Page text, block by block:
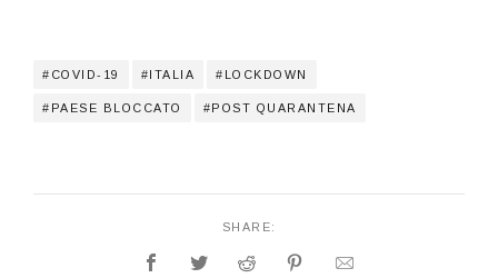
COVID-19 ITALIA LOCKDOWN
PAESE BLOCCATO POST QUARANTENA
SHARE: